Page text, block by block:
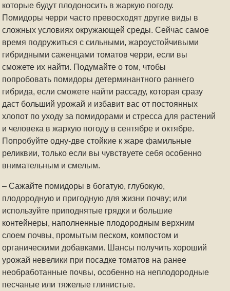
которые будут плодоносить в жаркую погоду.
Помидоры черри часто превосходят другие виды в
сложных условиях окружающей среды. Сейчас самое
время подружиться с сильными, жароустойчивыми
гибридными саженцами томатов черри, если вы
сможете их найти. Подумайте о том, чтобы
попробовать помидоры детерминантного раннего
гибрида, если сможете найти рассаду, которая сразу
даст больший урожай и избавит вас от постоянных
хлопот по уходу за помидорами и стресса для растений
и человека в жаркую погоду в сентябре и октябре.
Попробуйте одну-две стойкие к жаре фамильные
реликвии, только если вы чувствуете себя особенно
внимательным и смелым.
– Сажайте помидоры в богатую, глубокую,
плодородную и пригодную для жизни почву; или
используйте приподнятые грядки и большие
контейнеры, наполненные плодородным верхним
слоем почвы, промытым песком, компостом и
органическими добавками. Шансы получить хороший
урожай невелики при посадке томатов на ранее
необработанные почвы, особенно на неплодородные
песчаные или тяжелые глинистые.